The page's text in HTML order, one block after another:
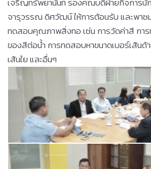
จารุวรรณ ดิศวัฒน์ ให้การต้อนรับ และพาช
ทดสอบคุณภาพสิ่งทอ เช่น การวัดค่าสี กา
ของสีต่อน้ำ การทดสอบหาขนาดเบอร์เส้นด้
เส้นใย และอื่นๆ